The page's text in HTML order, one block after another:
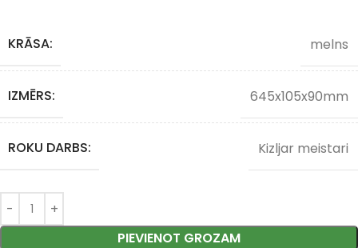
KRĀSA: melns
IZMĒRS: 645x105x90mm
ROKU DARBS: Kizljar meistari
PIEVIENOT GROZAM